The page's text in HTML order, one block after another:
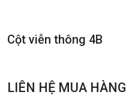
Cột viễn thông 4B
LIÊN HỆ MUA HÀNG